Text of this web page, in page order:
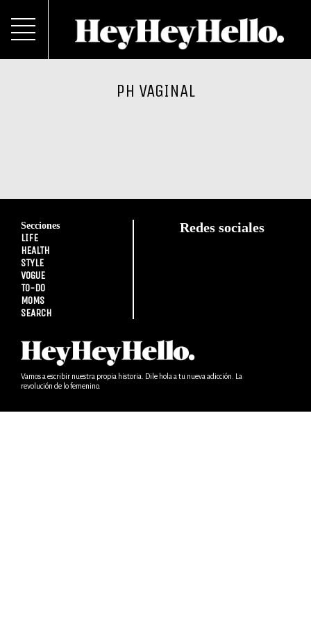
PH VAGINAL
Secciones
LIFE
HEALTH
STYLE
VOGUE
TO-DO
MOMS
SEARCH
Redes sociales
Vamos a escribir nuestra propia historia. Dile hola a tu nueva adicción. La
revolución de lo femenino.